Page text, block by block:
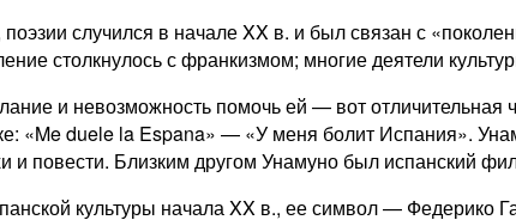
случился в начале XX в. и был связан с
столкнулось с франкизмом; многие деятели
и невозможность помочь ей — вот
«Me duele la Espana» — «У меня болит Испания».
и повести. Близким другом Унамуно был испанский
культуры начала XX в., ее символ — Федерико